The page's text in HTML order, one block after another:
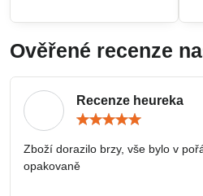
Ověřené recenze
Recenze heureka
5
Zboží dorazilo brzy, vše bylo v
opakovaně